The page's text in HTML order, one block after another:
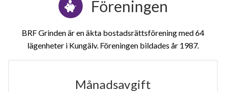
Föreningen
BRF Grinden är en äkta bostadsrättsförening med 64
lägenheter i Kungälv. Föreningen bildades år 1987
Månadsavgift